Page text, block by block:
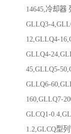
14645,冷却器
GLLQ3-
12,GLLQ4-
GLLQ4-
45,GLLQ5-
GLLQ6-
160,GLLQ7-
GLCQ1-
1.2,GLCQ型